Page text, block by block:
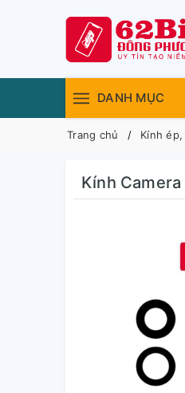
DANH MỤC
Trang chủ Kính ép,
Kính